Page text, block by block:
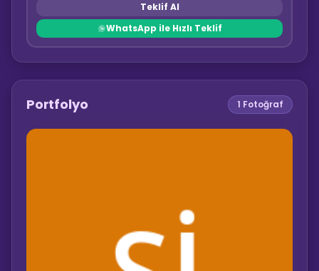
Teklif Al
WhatsApp ile Hızlı Teklif
Portfolyo 1 Fotoğraf